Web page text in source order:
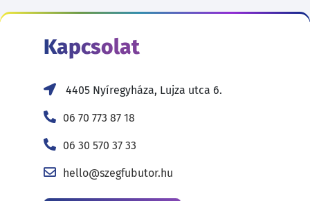
Kapcsolat
4405 Nyíregyháza, Lujza utca 6.
06 70 773 87 18
06 30 570 37 33
hello@szegfubutor.hu